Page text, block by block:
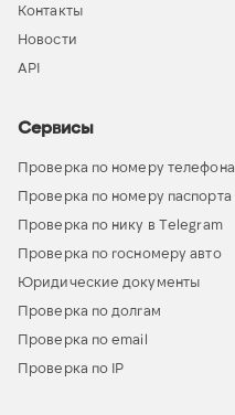
Контакты
Новости
API
Сервисы
Проверка по номеру телефона
Проверка по номеру паспорта
Проверка по нику в Telegram
Проверка по госномеру авто
Юридические документы
Проверка по долгам
Проверка по email
Проверка по IP